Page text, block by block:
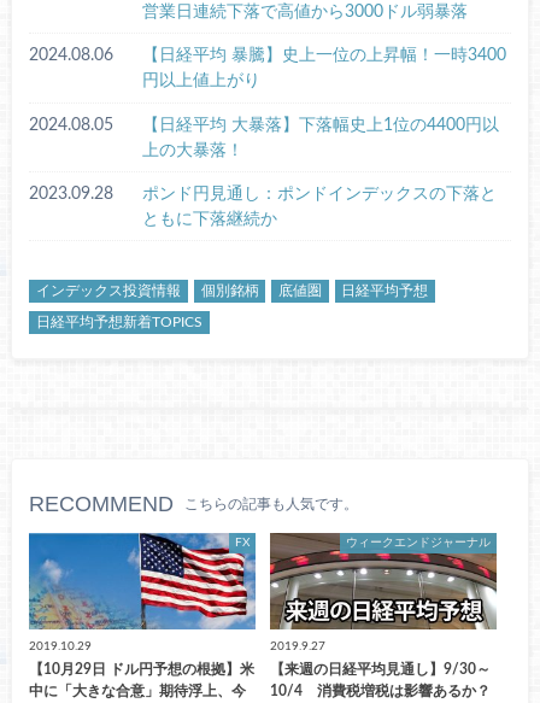
営業日連続下落で高値から3000ドル弱暴落
2024.08.06
【日経平均 暴騰】史上一位の上昇幅！一時3400
円以上値上がり
2024.08.05
【日経平均 大暴落】下落幅史上1位の4400円以
上の大暴落！
2023.09.28
ポンド円見通し：ポンドインデックスの下落と
ともに下落継続か
インデックス投資情報 個別銘柄 底値圏 日経平均予想
日経平均予想新着TOPICS
RECOMMEND こちらの記事も人気です。
FX
2019.10.29
【10月29日 ドル円予想の根拠】米
中に「大きな合意」期待浮上、今
ウィークエンドジャーナル
2019.9.27
【来週の日経平均見通し】9/30～
10/4 消費税増税は影響あるか？